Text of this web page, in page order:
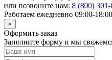
или позвоните нам: 8 (800)
Работаем ежедневно 09:00-18:00
×
Оформить заказ
Заполните форму и мы